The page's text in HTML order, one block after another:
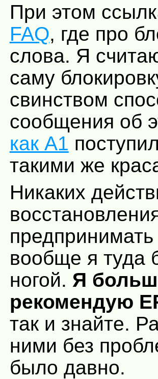
При этом
FAQ, где про
слова. Я
саму
свинством
сообщения об
как А1
такими же
Никаких
вообще я туда
ногой. Я
рекомендую
так и знайте.
ними без
было давно.